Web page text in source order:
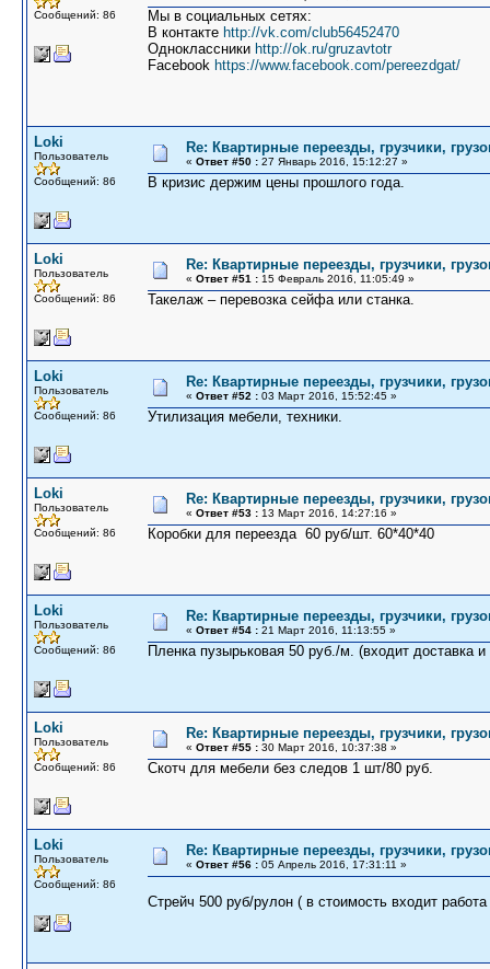
Сообщений: 86
Мы в социальных сетях:
В контакте http://vk.com/club56452470
Одноклассники http://ok.ru/gruzavtotr
Facebook https://www.facebook.com/pereezdgat/
Loki
Пользователь
Сообщений: 86
Re: Квартирные переезды, грузчики,
« Ответ #50 : 27 Январь 2016, 15:12:27 »
В кризис держим цены прошлого года.
Loki
Пользователь
Сообщений: 86
Re: Квартирные переезды, грузчики,
« Ответ #51 : 15 Февраль 2016, 11:05:49 »
Такелаж – перевозка сейфа или станка.
Loki
Пользователь
Сообщений: 86
Re: Квартирные переезды, грузчики,
« Ответ #52 : 03 Март 2016, 15:52:45 »
Утилизация мебели, техники.
Loki
Пользователь
Сообщений: 86
Re: Квартирные переезды, грузчики,
« Ответ #53 : 13 Март 2016, 14:27:16 »
Коробки для переезда 60 руб/шт. 60*40*40
Loki
Пользователь
Сообщений: 86
Re: Квартирные переезды, грузчики,
« Ответ #54 : 21 Март 2016, 11:13:55 »
Пленка пузырьковая 50 руб./м. (входит доставка
Loki
Пользователь
Сообщений: 86
Re: Квартирные переезды, грузчики,
« Ответ #55 : 30 Март 2016, 10:37:38 »
Скотч для мебели без следов 1 шт/80 руб.
Loki
Пользователь
Сообщений: 86
Re: Квартирные переезды, грузчики,
« Ответ #56 : 05 Апрель 2016, 17:31:11 »
Стрейч 500 руб/рулон ( в стоимость входит работа